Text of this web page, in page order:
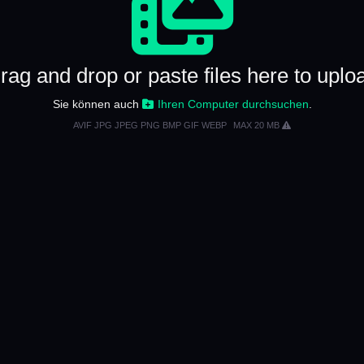
and drop or paste files here to
Sie können auch Ihren Computer durchsuchen
AVIF JPG JPEG PNG BMP GIF WEBP MAX 20 MB